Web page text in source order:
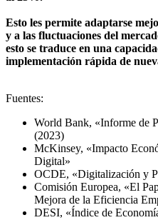
Esto les permite adaptarse
y a las fluctuaciones del
esto se traduce en una
implementación rápida de
Fuentes:
World Bank, «Informe de
(2023)
McKinsey, «Impacto
Digital»
OCDE, «Digitalización y
Comisión Europea, «El
Mejora de la Eficiencia
DESI, «Índice de